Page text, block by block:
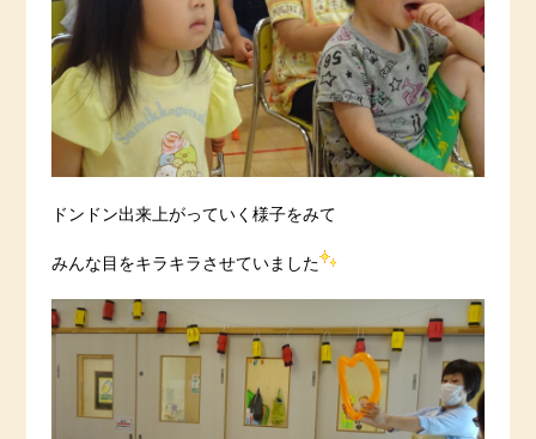
ドンドン出来上がっていく様子をみて
みんな目をキラキラさせていました